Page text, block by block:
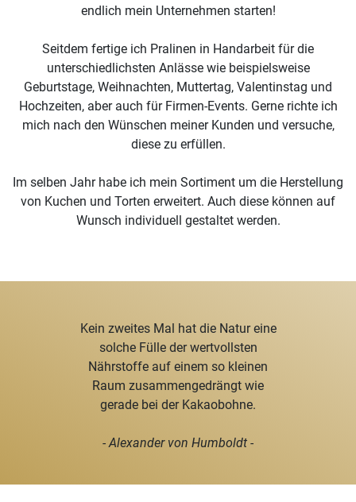
endlich mein Unternehmen starten!
Seitdem fertige ich Pralinen in Handarbeit für die
unterschiedlichsten Anlässe wie beispielsweise
Geburtstage, Weihnachten, Muttertag, Valentinstag und
Hochzeiten, aber auch für Firmen-Events. Gerne richte ich
mich nach den Wünschen meiner Kunden und versuche,
diese zu erfüllen.
Im selben Jahr habe ich mein Sortiment um die Herstellung
von Kuchen und Torten erweitert. Auch diese können auf
Wunsch individuell gestaltet werden.
Kein zweites Mal hat die Natur eine
solche Fülle der wertvollsten
Nährstoffe auf einem so kleinen
Raum zusammengedrängt wie
gerade bei der Kakaobohne.
- Alexander von Humboldt -